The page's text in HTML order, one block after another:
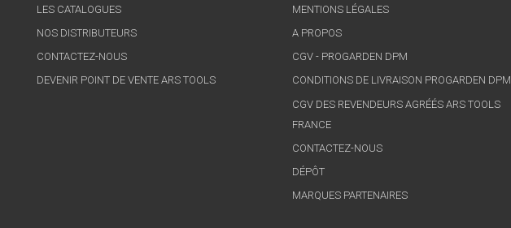
LES CATALOGUES
NOS DISTRIBUTEURS
CONTACTEZ-NOUS
DEVENIR POINT DE VENTE ARS TOOLS
MENTIONS LÉGALES
A PROPOS
CGV - PROGARDEN DPM
CONDITIONS DE LIVRAISON PROGARDEN DPM
CGV DES REVENDEURS AGRÉÉS ARS TOOLS
FRANCE
CONTACTEZ-NOUS
DÉPÔT
MARQUES PARTENAIRES